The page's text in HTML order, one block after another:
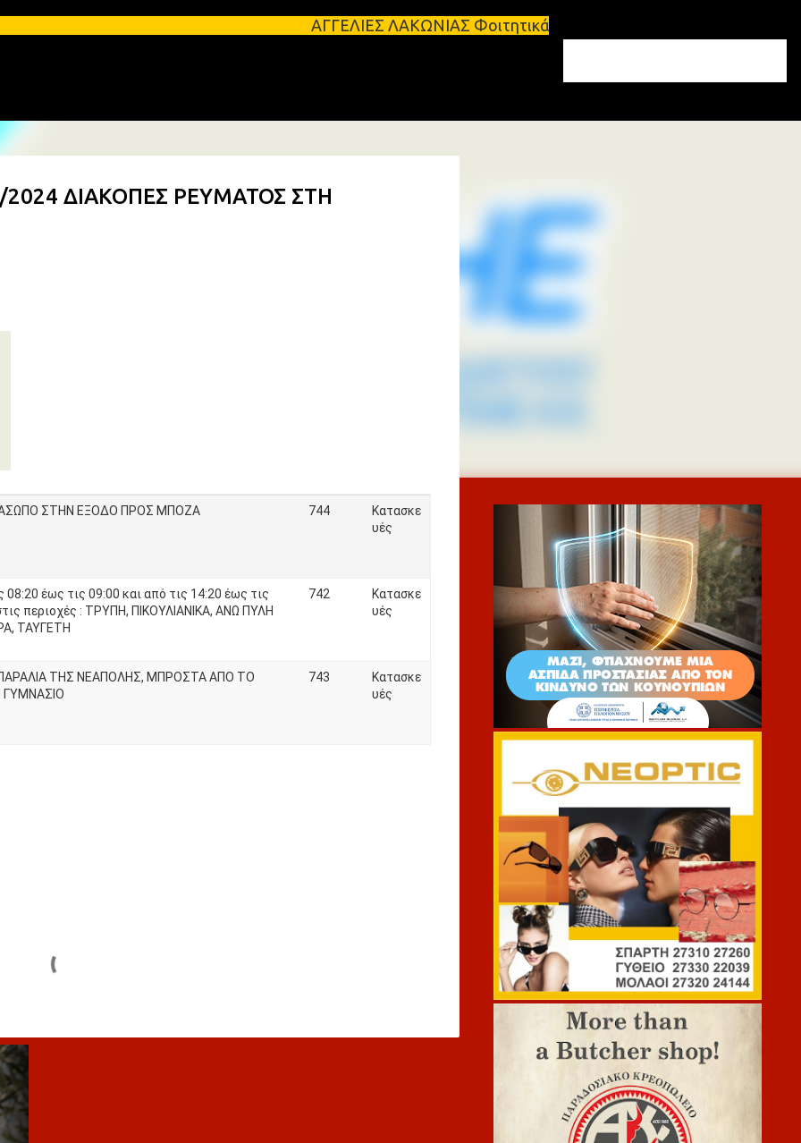
Μετάβαση στο κύριο περιεχόμενοΑΓΓΕΛΙΕΣ ΛΑΚΩΝΙΑΣ Φοιτητικά σπίτια προς ενοικίαση στη Σπάρτη
ΔΙΑΚΟΠΕΣ ΡΕΥΜΑΤΟΣ ΣΤΗ
ΣΤΗΝ ΕΞΟΔΟ ΠΡΟΣ ΜΠΟΖΑ 744
Κατασκε
υές
08:20 έως τις 09:00 και από τις 14:20 έως τις
περιοχές : ΤΡΥΠΗ, ΠΙΚΟΥΛΙΑΝΙΚΑ, ΑΝΩ ΠΥΛΗ
ΤΑΥΓΕΤΗ
742
Κατασκε
υές
ΤΗΣ ΝΕΑΠΟΛΗΣ, ΜΠΡΟΣΤΑ ΑΠΟ ΤΟ
ΓΥΜΝΑΣΙΟ
743
Κατασκε
υές